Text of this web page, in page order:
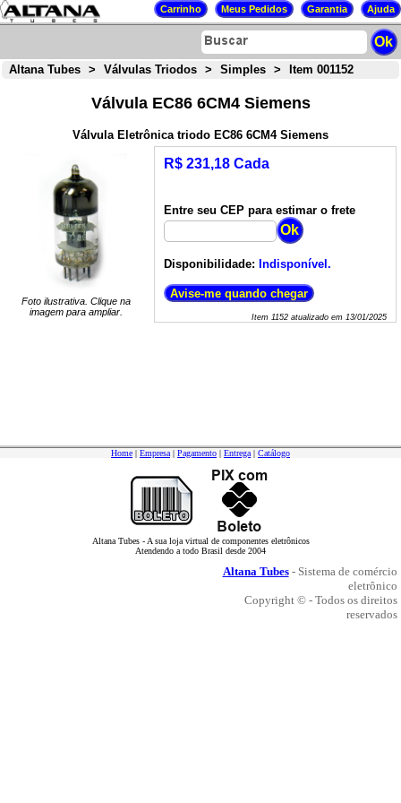
Altana Tubes > Válvulas Triodos > Simples > Item 001152
Válvula EC86 6CM4 Siemens
Válvula Eletrônica triodo EC86 6CM4 Siemens
Foto ilustrativa. Clique na
imagem para ampliar.
R$ 231,18 Cada
Entre seu CEP para estimar o frete
Disponibilidade: Indisponível.
Item 1152atualizado em 13/01/2025
Home | Empresa | Pagamento | Entrega | Catálogo
Altana Tubes - A sua loja virtual de componentes eletrônicos
Atendendo a todo Brasil desde 2004
Altana Tubes- Sistema de comércio
eletrônico
Copyright © - Todos os direitos
reservados